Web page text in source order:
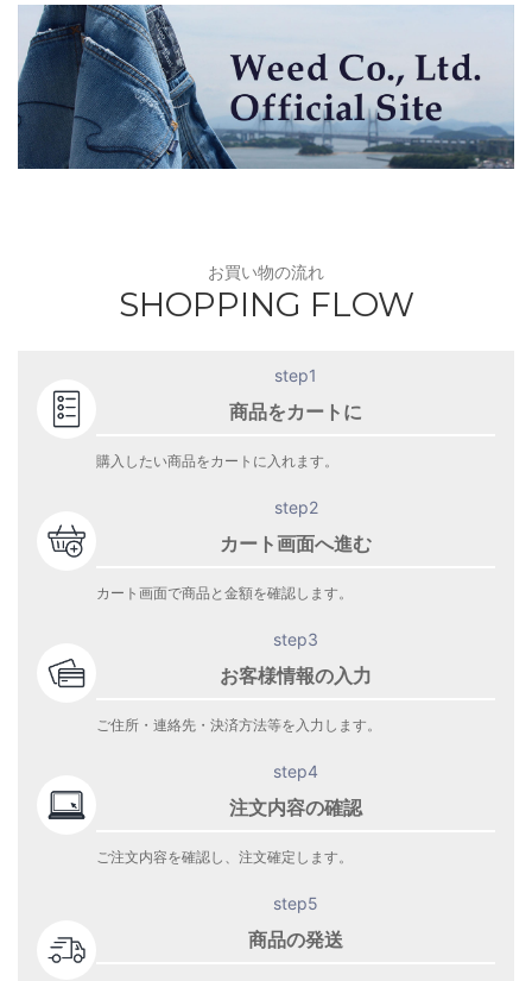
お買い物の流れ
SHOPPING FLOW
step1
商品をカートに
購入したい商品をカートに入れます。
step2
カート画面へ進む
カート画面で商品と金額を確認します。
step3
お客様情報の入力
ご住所・連絡先・決済方法等を入力します。
step4
注文内容の確認
ご注文内容を確認し、注文確定します。
step5
商品の発送